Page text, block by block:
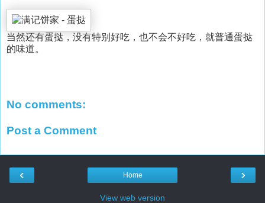
当然还有蛋挞，没有特别好吃，也不会不好吃，就普通蛋挞
的味道。
No comments:
Post a Comment
‹ ›
Home
View web version